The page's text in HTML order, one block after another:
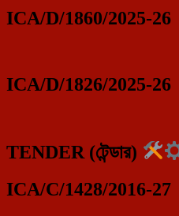
ICA/D/1860/2025-26
ICA/D/1826/2025-26
TENDER (টেন্ডার)
ICA/C/1428/2016-27